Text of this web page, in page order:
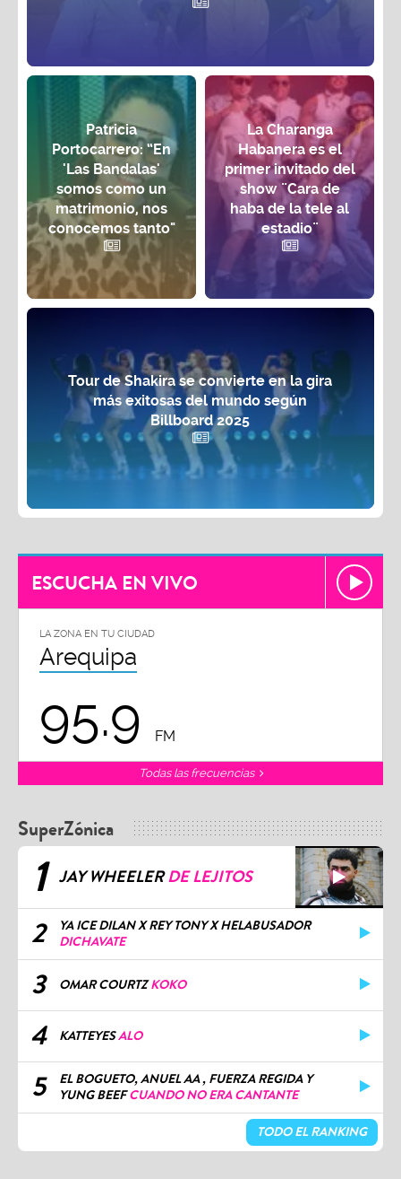
Patricia
Portocarrero: “En
'Las Bandalas'
somos como un
matrimonio, nos
conocemos tanto"
La Charanga
Habanera es el
primer invitado del
show ¨Cara de
haba de la tele al
estadio¨
Tour de Shakira se convierte en la gira
más exitosas del mundo según
Billboard 2025
ESCUCHA EN VIVO
LA ZONA EN TU CIUDAD
Arequipa
95.9 FM
Todas las frecuencias
SuperZónica
1 JAY WHEELERDE LEJITOS
2
YA ICE DILAN X REY TONY X HELABUSADOR
DICHAVATE
3 OMAR COURTZKOKO
4 KATTEYESALO
5
EL BOGUETO, ANUEL AA , FUERZA REGIDA Y
YUNG BEEFCUANDO NO ERA CANTANTE
TODO EL RANKING